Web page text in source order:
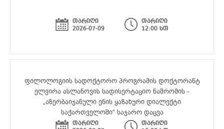
თარიღი
2026-07-09
თარიღი
12:00 სთ
ფილოლოგიის სადოქტორო პროგრამის დოქტორანტ
ელვირა ასლანოვის სადისერტაციო ნაშრომის -
„აზერბაიჯანული ენის ყაზახური დიალექტი
საქართველოში“ საჯარო დაცვა
თარიღი
თარიღი